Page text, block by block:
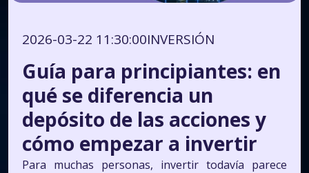
2026-03-22 11:30:00INVERSIÓN
Guía para principiantes: en
qué se diferencia un
depósito de las acciones y
cómo empezar a invertir
Para muchas personas, invertir todavía parece